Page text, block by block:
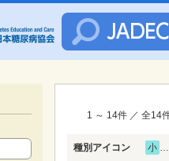
1 ～ 14件 ／ 全14
種別アイコン 小 …